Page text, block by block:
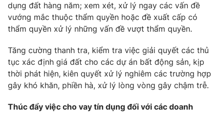
dụng đất hàng năm; xem xét, xử lý ngay các vấn đề
vướng mắc thuộc thẩm quyền hoặc đề xuất cấp có
thẩm quyền xử lý những vấn đề vượt thẩm quyền.
Tăng cường thanh tra, kiểm tra việc giải quyết các thủ
tục xác định giá đất cho các dự án bất động sản, kịp
thời phát hiện, kiên quyết xử lý nghiêm các trường hợp
gây khó khăn, phiền hà, xử lý lòng vòng gây chậm trễ.
Thúc đẩy việc cho vay tín dụng đối với các doanh